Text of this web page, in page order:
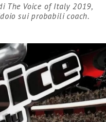
The Voice of Italy 2019,
sui probabili coach.